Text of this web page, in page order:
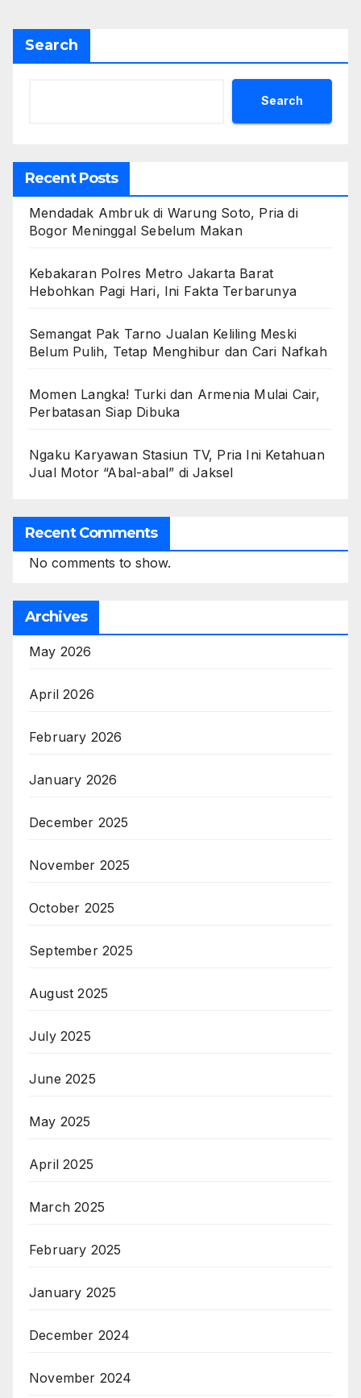
Search
Search
Recent Posts
Mendadak Ambruk di Warung Soto, Pria di
Bogor Meninggal Sebelum Makan
Kebakaran Polres Metro Jakarta Barat
Hebohkan Pagi Hari, Ini Fakta Terbarunya
Semangat Pak Tarno Jualan Keliling Meski
Belum Pulih, Tetap Menghibur dan Cari Nafkah
Momen Langka! Turki dan Armenia Mulai Cair,
Perbatasan Siap Dibuka
Ngaku Karyawan Stasiun TV, Pria Ini Ketahuan
Jual Motor “Abal-abal” di Jaksel
Recent Comments
No comments to show.
Archives
May 2026
April 2026
February 2026
January 2026
December 2025
November 2025
October 2025
September 2025
August 2025
July 2025
June 2025
May 2025
April 2025
March 2025
February 2025
January 2025
December 2024
November 2024